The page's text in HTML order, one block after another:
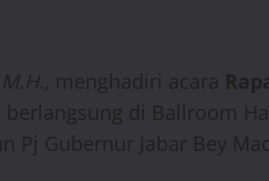
menghadiri acara
di Ballroom
Pj Gubernur Jabar Bey